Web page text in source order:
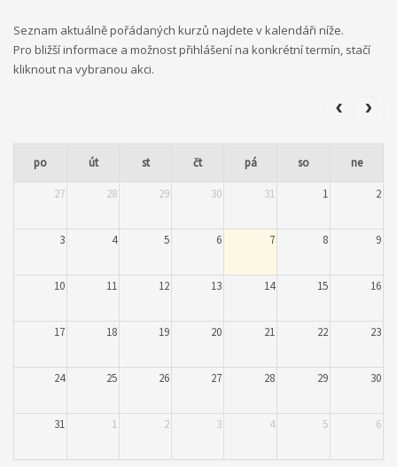
Seznam aktuálně pořádaných kurzů najdete v kalendáři níže.
Pro bližší informace a možnost přihlášení na konkrétní termín, stačí
kliknout na vybranou akci.
po út st čt pá so ne
27 28 29 30 31 1 2
3 4 5 6 7 8 9
10 11 12 13 14 15 16
17 18 19 20 21 22 23
24 25 26 27 28 29 30
31 1 2 3 4 5 6